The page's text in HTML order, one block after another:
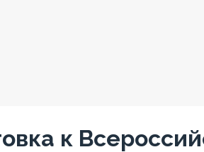
к